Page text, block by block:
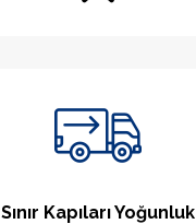
Sınır Kapıları Yoğunluk